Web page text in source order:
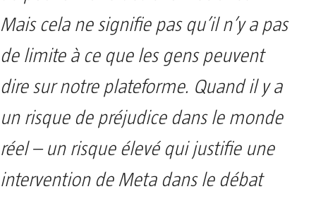
Mais cela ne signifie pas qu’il n’y a pas
de limite à ce que les gens peuvent
dire sur notre plateforme. Quand il y a
un risque de préjudice dans le monde
réel – un risque élevé qui justifie une
intervention de Meta dans le débat